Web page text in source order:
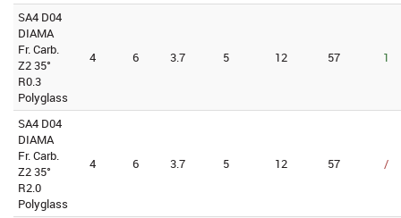
SA4 D04
DIAMA
Fr. Carb.
Z2 35°
R0.3
Polyglass
4 6 3.7 5 12 57 1
SA4 D04
DIAMA
Fr. Carb.
Z2 35°
R2.0
Polyglass
4 6 3.7 5 12 57 /